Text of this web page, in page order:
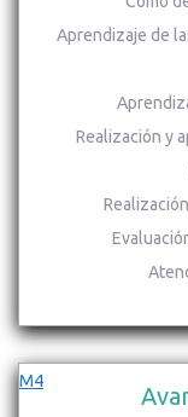
Aprendizaje de
Realización y
M4